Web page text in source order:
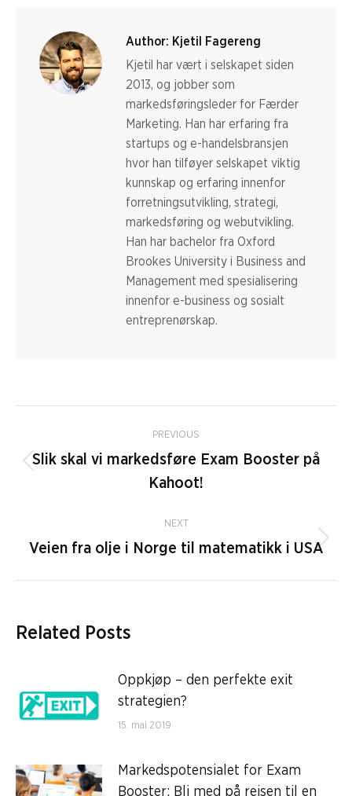
Author: Kjetil Fagereng
Kjetil har vært i selskapet siden
2013, og jobber som
markedsføringsleder for Færder
Marketing. Han har erfaring fra
startups og e-handelsbransjen
hvor han tilføyer selskapet viktig
kunnskap og erfaring innenfor
forretningsutvikling, strategi,
markedsføring og webutvikling.
Han har bachelor fra Oxford
Brookes University i Business and
Management med spesialisering
innenfor e-business og sosialt
entreprenørskap.
navigation
PREVIOUS
post:
Slik skal vi markedsføre Exam Booster på
Kahoot!
NEXT
Next
Veien fra olje i Norge til matematikk i USA
Related Posts
Oppkjøp – den perfekte exit
strategien?
15. mai 2019
Markedspotensialet for Exam
Booster: Bli med på reisen til en